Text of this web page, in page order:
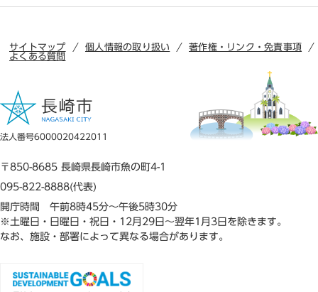
サイトマップ 個人情報の取り扱い
著作権・リンク・免責事項
よくある質問
法人番号6000020422011
〒850-8685 長崎県長崎市魚の町4-1
095-822-8888(代表)
開庁時間 午前8時45分～午後5時30分
※土曜日・日曜日・祝日・12月29日～翌年1月3日を除きます。
なお、施設・部署によって異なる場合があります。